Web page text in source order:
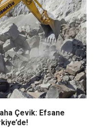
Çevik: Efsane